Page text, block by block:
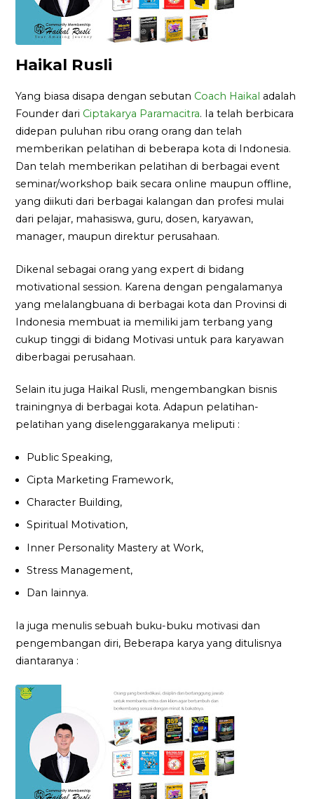
Haikal Rusli
Yang biasa disapa dengan sebutan Coach Haikal adalah
Founder dari Ciptakarya Paramacitra. Ia telah berbicara
didepan puluhan ribu orang orang dan telah
memberikan pelatihan di beberapa kota di Indonesia.
Dan telah memberikan pelatihan di berbagai event
seminar/workshop baik secara online maupun offline,
yang diikuti dari berbagai kalangan dan profesi mulai
dari pelajar, mahasiswa, guru, dosen, karyawan,
manager, maupun direktur perusahaan.
Dikenal sebagai orang yang expert di bidang
motivational session. Karena dengan pengalamanya
yang melalangbuana di berbagai kota dan Provinsi di
Indonesia membuat ia memiliki jam terbang yang
cukup tinggi di bidang Motivasi untuk para karyawan
diberbagai perusahaan.
Selain itu juga Haikal Rusli, mengembangkan bisnis
trainingnya di berbagai kota. Adapun pelatihan-
pelatihan yang diselenggarakanya meliputi :
Public Speaking,
Cipta Marketing Framework,
Character Building,
Spiritual Motivation,
Inner Personality Mastery at Work,
Stress Management,
Dan lainnya.
Ia juga menulis sebuah buku-buku motivasi dan
pengembangan diri, Beberapa karya yang ditulisnya
diantaranya :